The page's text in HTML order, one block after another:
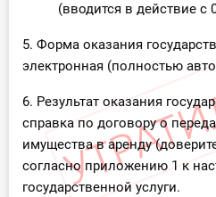
(вводится в действие с
5. Форма оказания
электронная (полностью
6. Результат оказания
справка по договору о
имущества в аренду
согласно приложению 1 к
государственной услуги.